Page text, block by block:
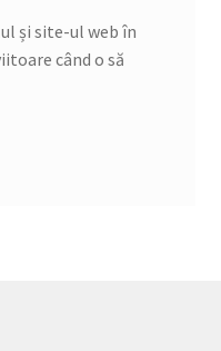
și site-ul web în
când o să